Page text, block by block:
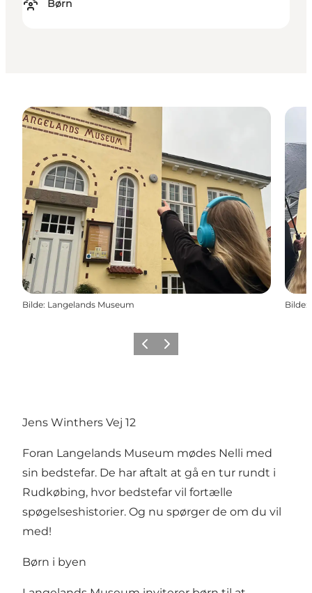
Børn
Bilde: Langelands Museum Bilde:
ForrigeNeste
Jens Winthers Vej 12
Foran Langelands Museum mødes Nelli med
sin bedstefar. De har aftalt at gå en tur rundt i
Rudkøbing, hvor bedstefar vil fortælle
spøgelseshistorier. Og nu spørger de om du vil
med!
Børn i byen